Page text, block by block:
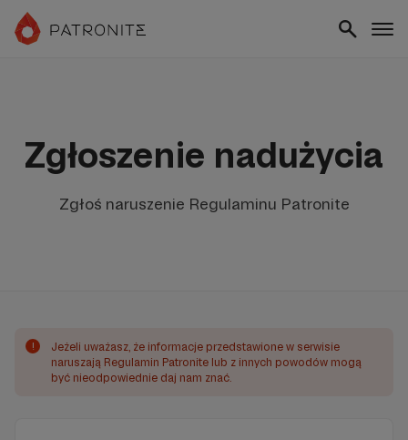
Zgłoszenie nadużycia
Zgłoś naruszenie Regulaminu Patronite
!
Jeżeli uważasz, że informacje przedstawione w serwisie
naruszają Regulamin Patronite lub z innych powodów mogą
być nieodpowiednie daj nam znać.